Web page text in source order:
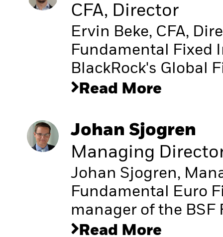
CFA, Director
Ervin Beke, CFA,
Fundamental Fixed
BlackRock's Global
Read More
Johan Sjogren
Managing
Johan Sjogren,
Fundamental Euro
manager of the BSF
Read More